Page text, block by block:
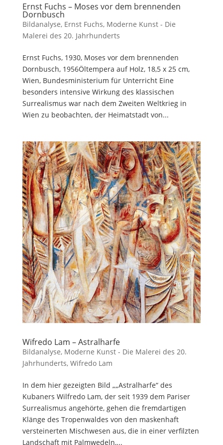
Ernst Fuchs – Moses vor dem brennenden
Dornbusch
Bildanalyse, Ernst Fuchs, Moderne Kunst - Die
Malerei des 20. Jahrhunderts
Ernst Fuchs, 1930, Moses vor dem brennenden
Dornbusch, 1956Öltempera auf Holz, 18,5 x 25 cm,
Wien, Bundesministerium für Unterricht Eine
besonders intensive Wirkung des klassischen
Surrealismus war nach dem Zweiten Weltkrieg in
Wien zu beobachten, der Heimatstadt von...
Wifredo Lam – Astralharfe
Bildanalyse, Moderne Kunst - Die Malerei des 20.
Jahrhunderts, Wifredo Lam
In dem hier gezeigten Bild „„Astralharfe“ des
Kubaners Wilfredo Lam, der seit 1939 dem Pariser
Surrealismus angehörte, gehen die fremdartigen
Klänge des Tropenwaldes von den maskenhaft
versteinerten Mischwesen aus, die in einer verfilzten
Landschaft mit Palmwedeln,...